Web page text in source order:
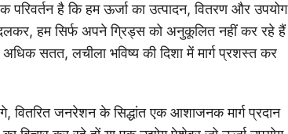
है कि हम ऊर्जा का उत्पादन, वितरण और उपयोग
हम सिर्फ अपने ग्रिड्स को अनुकूलित नहीं कर रहे हैं
सतत, लचीला भविष्य की दिशा में मार्ग प्रशस्त कर
वितरित जनरेशन के सिद्धांत एक आशाजनक मार्ग प्रदान